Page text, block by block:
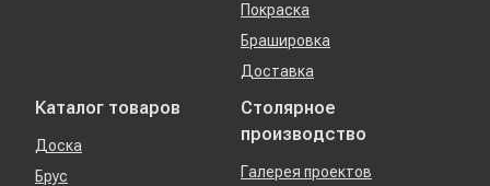
Покраска
Брашировка
Доставка
Каталог товаров
Доска
Брус
Столярное
производство
Галерея проектов